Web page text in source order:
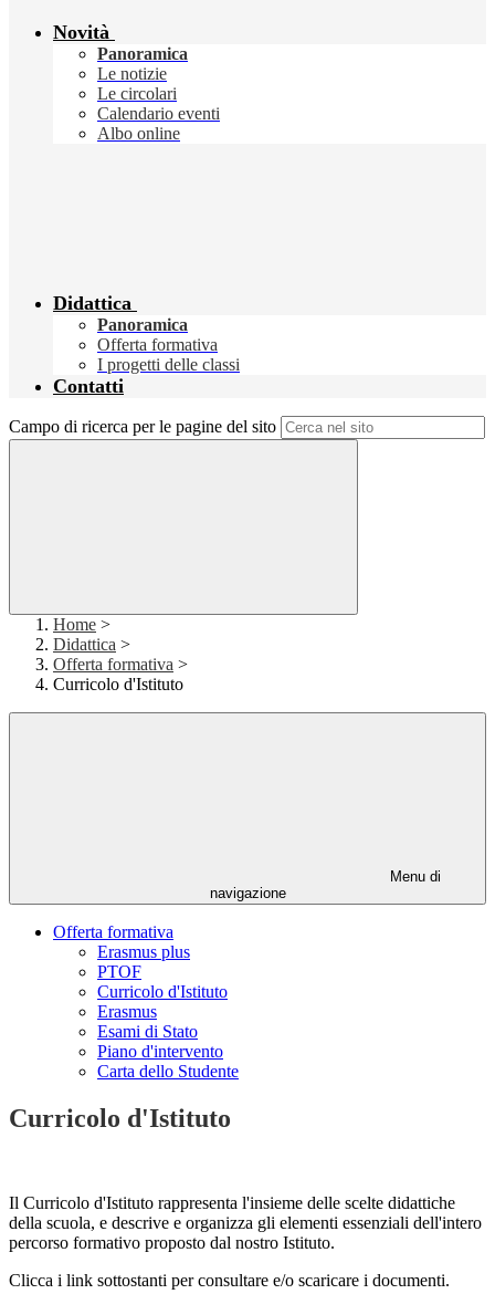
Novità
Panoramica
Le notizie
Le circolari
Calendario eventi
Albo online
Didattica
Panoramica
Offerta formativa
I progetti delle classi
Contatti
Campo di ricerca per le pagine del sito
Home >
Didattica >
Offerta formativa >
Curricolo d'Istituto
Menu di
navigazione
Offerta formativa
Erasmus plus
PTOF
Curricolo d'Istituto
Erasmus
Esami di Stato
Piano d'intervento
Carta dello Studente
Curricolo d'Istituto
Il Curricolo d'Istituto rappresenta l'insieme delle scelte didattiche
della scuola, e descrive e organizza gli elementi essenziali dell'intero
percorso formativo proposto dal nostro Istituto.
Clicca i link sottostanti per consultare e/o scaricare i documenti.